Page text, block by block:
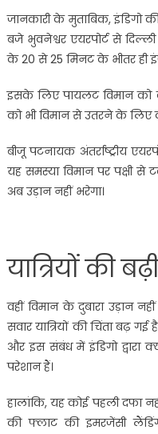
जानकारी के मुताबिक, इंडिगो
बजे भुवनेश्वर एयरपोर्ट से
के 20 से 25 मिनट के भीतर ही
इसके लिए पायलट विमान को
को भी विमान से उतरने के लिए
बीजू पटनायक अंतर्राष्ट्रीय
यह समस्या विमान पर पक्षी से
अब उड़ान नहीं भरेगा।
यात्रियों की
वहीं विमान के दुबारा उड़ान
सवार यात्रियों की चिंता बढ़
और इस संबंध में इंडिगो द्वारा
परेशान हैं।
हालांकि, यह कोई पहली दफा
की फ्लाट की इमरजेंसी